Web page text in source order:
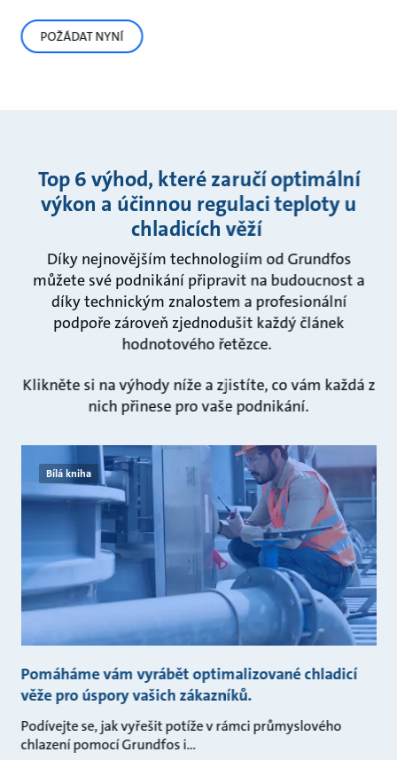
POŽÁDAT NYNÍ
Top 6 výhod, které zaručí optimální
výkon a účinnou regulaci teploty u
chladicích věží
Díky nejnovějším technologiím od Grundfos
můžete své podnikání připravit na budoucnost a
díky technickým znalostem a profesionální
podpoře zároveň zjednodušit každý článek
hodnotového řetězce.
Klikněte si na výhody níže a zjistíte, co vám každá z
nich přinese pro vaše podnikání.
Bílá kniha
Pomáháme vám vyrábět optimalizované chladicí
věže pro úspory vašich zákazníků.
Podívejte se, jak vyřešit potíže v rámci průmyslového
chlazení pomocí Grundfos i